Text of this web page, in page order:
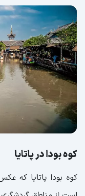
کوه بودا در پاتایا
کوه بودا پاتایا که